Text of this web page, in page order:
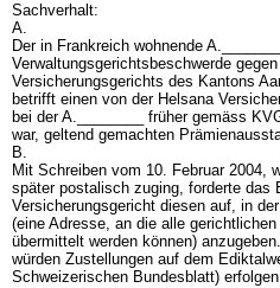
Sachverhalt:
A.
Der in Frankreich wohnende
Verwaltungsgerichtsbeschwerde
Versicherungsgerichts des Kantons
betrifft einen von der Helsana
bei der A.________ früher gemäss
war, geltend gemachten
B.
Mit Schreiben vom 10. Februar 2004,
später postalisch zuging, forderte das
Versicherungsgericht diesen auf, in
(eine Adresse, an die alle
übermittelt werden können)
würden Zustellungen auf dem
Schweizerischen Bundesblatt)